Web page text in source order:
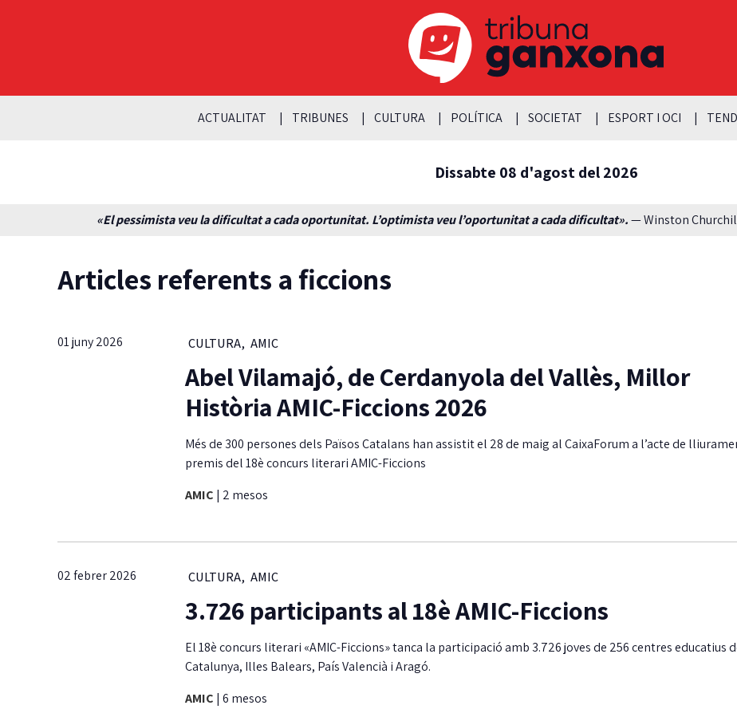
ACTUALITAT TRIBUNES CULTURA POLÍTICA SOCIETAT ESPORT I OCI
Dissabte 08 d'agost del 2026
«El pessimista veu la dificultat a cada oportunitat. L’optimista veu l’oportunitat a cada dificultat».— Winston
Articles referents a ficcions
01 juny 2026 CULTURA, AMIC
Abel Vilamajó, de Cerdanyola del Vallès, Millor
Història AMIC-Ficcions 2026
Més de 300 persones dels Països Catalans han assistit el 28 de maig al CaixaForum a l’acte de
premis del 18è concurs literari AMIC-Ficcions
AMIC | 2 mesos
02 febrer 2026 CULTURA, AMIC
3.726 participants al 18è AMIC-Ficcions
El 18è concurs literari «AMIC-Ficcions» tanca la participació amb 3.726 joves de 256 centres educatius
Catalunya, Illes Balears, País Valencià i Aragó.
AMIC | 6 mesos